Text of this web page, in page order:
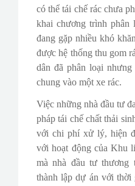
có thể tái chế rác chưa
khai chương trình phân
đang gặp nhiều khó
được hệ thống thu gom
dân đã phân loại
chung vào một xe rác.
Việc những nhà đầu tư
pháp tái chế chất thải
với chi phí xử lý, hiện
với hoạt động của Khu
mà nhà đầu tư thương
thành lập dự án với thời